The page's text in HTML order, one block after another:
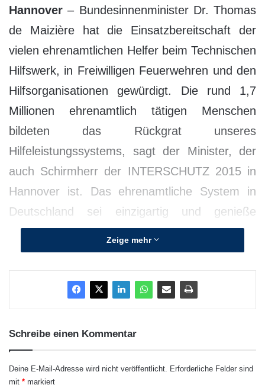
Hannover – Bundesinnenminister Dr. Thomas
de Maizière hat die Einsatzbereitschaft der
vielen ehrenamtlichen Helfer beim Technischen
Hilfswerk, in Freiwilligen Feuerwehren und den
Hilfsorganisationen gewürdigt. Die rund 1,7
Millionen ehrenamtlich tätigen Menschen
bildeten das Rückgrat unseres
Hilfeleistungssystems, sagt der Minister, der
auch Schirmherr der INTERSCHUTZ 2015 in
Hannover ist. Das ehrenamtliche System in
Deutschland sei einzigartig und genieße
weltweit hohe Anerkennung. Die internationale
Messe für Brand- und Katastrophenschutz,
Rettung und Sicherheit bezeichnet er zugleich
als weltweite Top-Veranstaltung. „Ich wünsche
der INTERSCHUTZ viel Erfolg und hoffe, sie
kann mit technischen Innovationen einen
Beitrag zur Sicherheit der Bevölkerung leisten“,
erklärt de Maizière.
Zeige mehr
Schreibe einen Kommentar
Deine E-Mail-Adresse wird nicht veröffentlicht. Erforderliche Felder sind
mit * markiert